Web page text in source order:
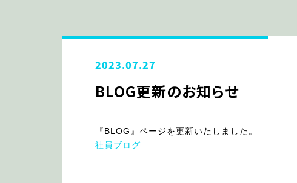
2023.07.27
BLOG更新のお知らせ
『BLOG』ページを更新いたしました。
社員ブログ